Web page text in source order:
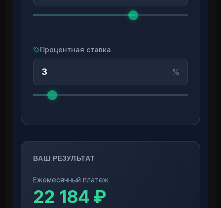
Процентная ставка
%
ВАШ РЕЗУЛЬТАТ
Ежемесячный платеж
22 184₽